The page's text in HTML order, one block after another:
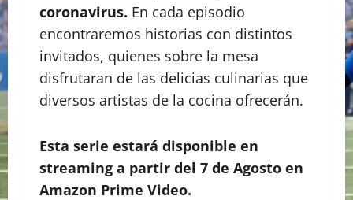
coronavirus. En cada episodio
encontraremos historias con distintos
invitados, quienes sobre la mesa
disfrutaran de las delicias culinarias que
diversos artistas de la cocina ofrecerán.
Esta serie estará disponible en
streaming a partir del 7 de Agosto en
Amazon Prime Video.